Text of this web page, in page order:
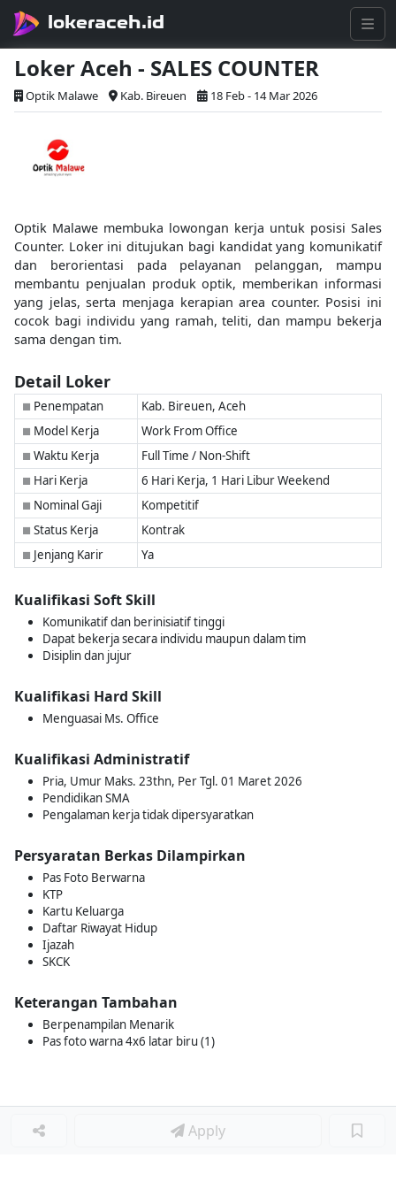
lokeraceh.id
Loker Aceh - SALES COUNTER
Optik Malawe Kab. Bireuen 18 Feb - 14 Mar 2026
Optik Malawe membuka lowongan kerja untuk posisi Sales
Counter. Loker ini ditujukan bagi kandidat yang komunikatif
dan berorientasi pada pelayanan pelanggan, mampu
membantu penjualan produk optik, memberikan informasi
yang jelas, serta menjaga kerapian area counter. Posisi ini
cocok bagi individu yang ramah, teliti, dan mampu bekerja
sama dengan tim.
Detail Loker
■ Penempatan Kab. Bireuen, Aceh
■ Model Kerja Work From Office
■ Waktu Kerja Full Time / Non-Shift
■ Hari Kerja 6 Hari Kerja, 1 Hari Libur Weekend
■ Nominal Gaji Kompetitif
■ Status Kerja Kontrak
■ Jenjang Karir Ya
Kualifikasi Soft Skill
Komunikatif dan berinisiatif tinggi
Dapat bekerja secara individu maupun dalam tim
Disiplin dan jujur
Kualifikasi Hard Skill
Menguasai Ms. Office
Kualifikasi Administratif
Pria, Umur Maks. 23thn, Per Tgl. 01 Maret 2026
Pendidikan SMA
Pengalaman kerja tidak dipersyaratkan
Persyaratan Berkas Dilampirkan
Pas Foto Berwarna
KTP
Kartu Keluarga
Daftar Riwayat Hidup
Ijazah
SKCK
Keterangan Tambahan
Berpenampilan Menarik
Pas foto warna 4x6 latar biru (1)
Apply